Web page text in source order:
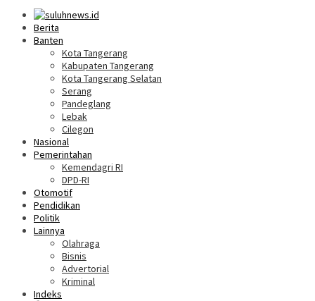
Berita
Banten
Kota Tangerang
Kabupaten Tangerang
Kota Tangerang Selatan
Serang
Pandeglang
Lebak
Cilegon
Nasional
Pemerintahan
Kemendagri RI
DPD-RI
Otomotif
Pendidikan
Politik
Lainnya
Olahraga
Bisnis
Advertorial
Kriminal
Indeks